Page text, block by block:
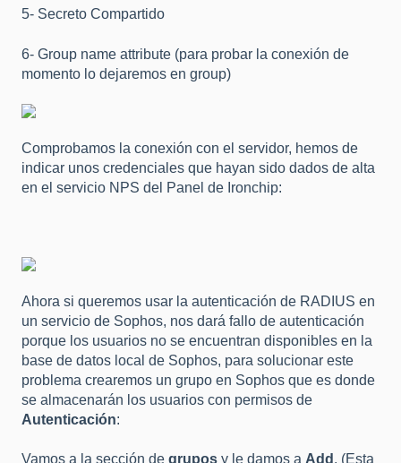
5- Secreto Compartido
6- Group name attribute (para probar la conexión de
momento lo dejaremos en group)
Comprobamos la conexión con el servidor, hemos de
indicar unos credenciales que hayan sido dados de alta
en el servicio NPS del Panel de Ironchip:
Ahora si queremos usar la autenticación de RADIUS en
un servicio de Sophos, nos dará fallo de autenticación
porque los usuarios no se encuentran disponibles en la
base de datos local de Sophos, para solucionar este
problema crearemos un grupo en Sophos que es donde
se almacenarán los usuarios con permisos de
Autenticación:
Vamos a la sección de grupos y le damos a Add . (Esta